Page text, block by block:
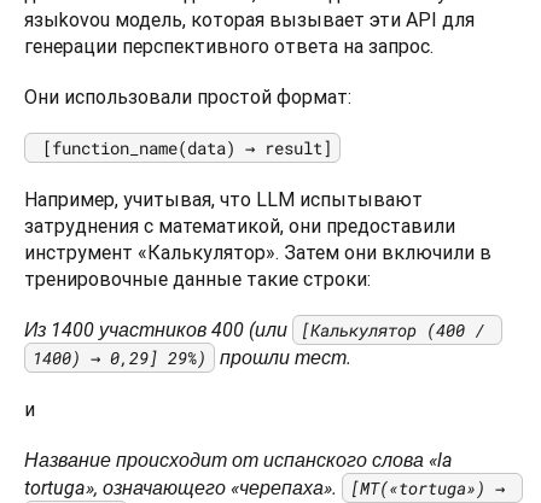
языkovou модель, которая вызывает эти API для
генерации перспективного ответа на запрос.
Они использовали простой формат:
[function_name(data) → result]
Например, учитывая, что LLM испытывают
затруднения с математикой, они предоставили
инструмент «Калькулятор». Затем они включили в
тренировочные данные такие строки:
Из 1400 участников 400 (или
[Калькулятор (400 /
1400) → 0,29] 29%)
прошли тест.
и
Название происходит от испанского слова «la
tortuga», означающего «черепаха».
[MT(«tortuga») →